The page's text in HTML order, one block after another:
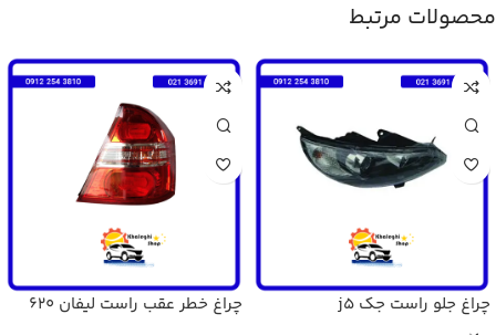
محصولات مرتبط
چراغ جلو راست جک j5 چراغ خطر عقب راست لیفان 620